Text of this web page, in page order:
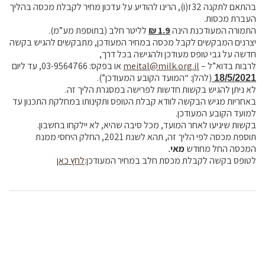
בהתאם לתקנה 32ז(ו), הרינו להודיע על עדכון מחיר לקבלת מכסה
בהליך
העברת מכסות.
התמורה המעודכנת הינה1.9 ₪
לליטר חלב (בתוספת מע”מ).
יצרנים המבקשים לקבל מכסה במחיר המעודכן, מתבקשים להגיש בקשה
חדשה על גבי טופס מעודכן ולהגישה בכל דרך,
לרבות בדוא”ל –meital@milk.org.ilאו בפקס:
18/5/2021 (להלן: “המועד הקובע המעודכן”).
לא ניתן להגיש בקשות חדשות לפרישה במסגרת הליך זה.
באחריות מגיש הבקשה לוודא קבלת הטופס ותקינותו במחלקת התכנון עד
למועד הקובע המעודכן.
בקשות שיגיעו לאחר המועד, מכל סיבה שהיא, לא יילקחו בחשבון.
תוספת מכסה לפי הליך זה, תהא לשנת 2021, החלק היחסי ממנת
המכסה החל מחודשמאי.
לטופס בקשה לקבלת מכסת חלב במחיר המעודכן:לחץ כאן